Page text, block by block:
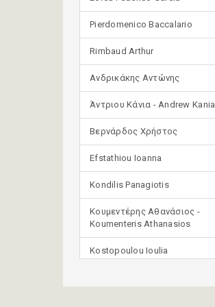
Pierdomenico Baccalario
Rimbaud Arthur
Ανδρικάκης Αντώνης
Άντριου Κάνια - Andrew Kania
Βερνάρδος Χρήστος
Efstathiou Ioanna
Kondilis Panagiotis
Κουμεντέρης Αθανάσιος -
Koumenteris Athanasios
Kostopoulou Ioulia
(μετάφραση)